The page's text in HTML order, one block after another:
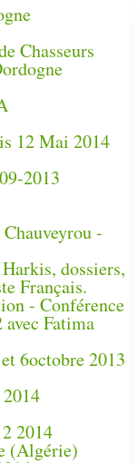
Chasseurs
12 Mai 2014
2013
-
dossiers,
Français.
- Conférence
Fatima
6octobre 2013
2014
(Algérie)